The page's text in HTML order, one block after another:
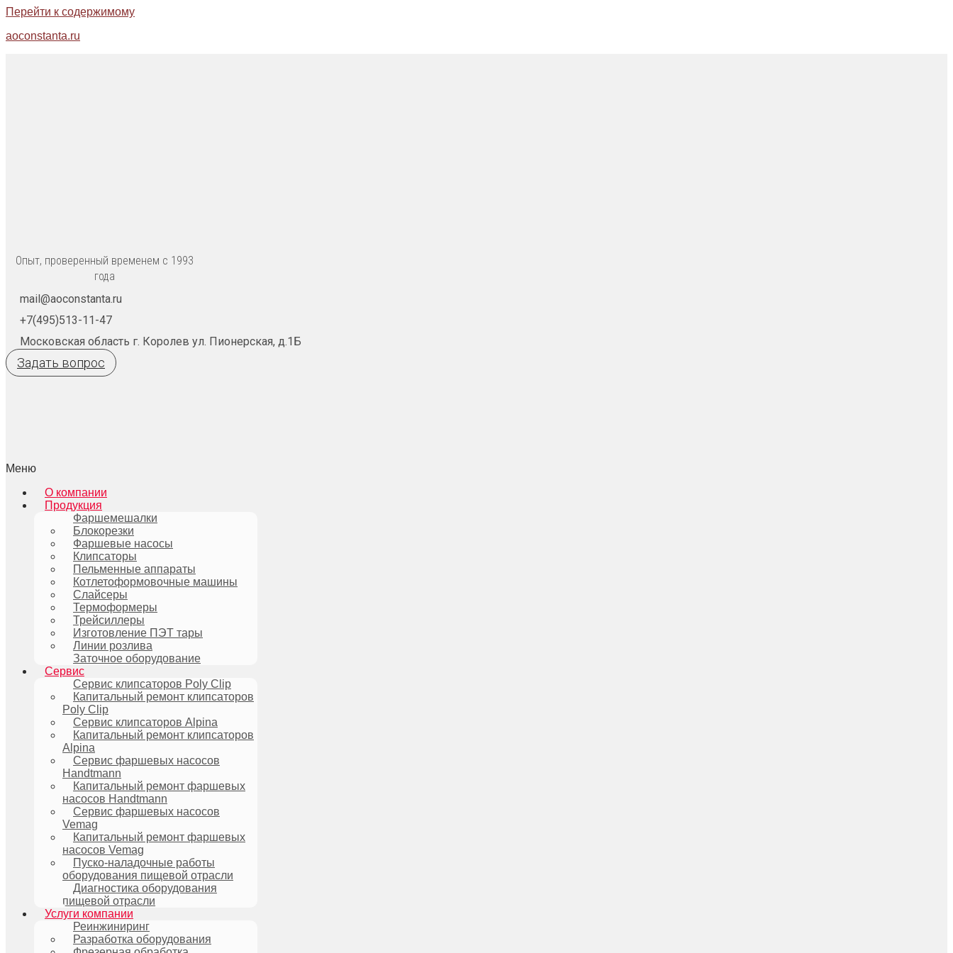
Перейти к содержимому
aoconstanta.ru
Опыт, проверенный временем с 1993
года
mail@aoconstanta.ru
+7(495)513-11-47
Московская область г. Королев ул. Пионерская, д.1Б
Задать вопрос
Меню
О компании
Продукция
Фаршемешалки
Блокорезки
Фаршевые насосы
Клипсаторы
Пельменные аппараты
Котлетоформовочные машины
Слайсеры
Термоформеры
Трейсиллеры
Изготовление ПЭТ тары
Линии розлива
Заточное оборудование
Сервис
Сервис клипсаторов Poly Clip
Капитальный ремонт клипсаторов
Poly Clip
Сервис клипсаторов Alpina
Капитальный ремонт клипсаторов
Alpina
Сервис фаршевых насосов
Handtmann
Капитальный ремонт фаршевых
насосов Handtmann
Сервис фаршевых насосов
Vemag
Капитальный ремонт фаршевых
насосов Vemag
Пуско-наладочные работы
оборудования пищевой отрасли
Диагностика оборудования
пищевой отрасли
Услуги компании
Реинжиниринг
Разработка оборудования